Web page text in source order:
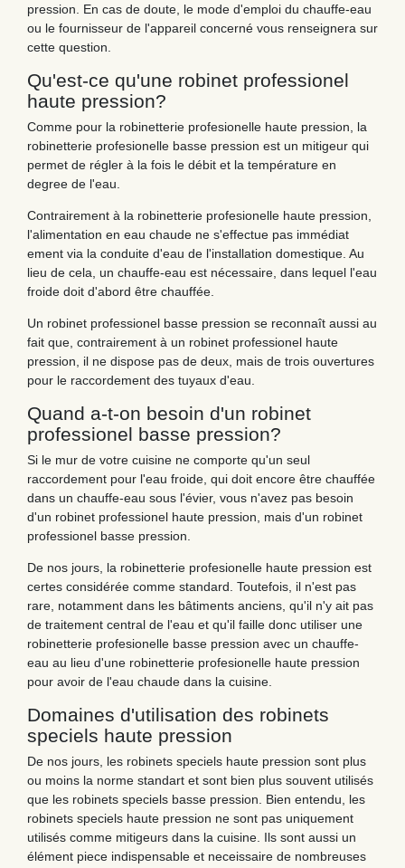
pression. En cas de doute, le mode d'emploi du chauffe-eau
ou le fournisseur de l'appareil concerné vous renseignera sur
cette question.
Qu'est-ce qu'une robinet professionel
haute pression?
Comme pour la robinetterie profesionelle haute pression, la
robinetterie profesionelle basse pression est un mitigeur qui
permet de régler à la fois le débit et la température en
degree de l'eau.
Contrairement à la robinetterie profesionelle haute pression,
l'alimentation en eau chaude ne s'effectue pas immédiat
ement via la conduite d'eau de l'installation domestique. Au
lieu de cela, un chauffe-eau est nécessaire, dans lequel l'eau
froide doit d'abord être chauffée.
Un robinet professionel basse pression se reconnaît aussi au
fait que, contrairement à un robinet professionel haute
pression, il ne dispose pas de deux, mais de trois ouvertures
pour le raccordement des tuyaux d'eau.
Quand a-t-on besoin d'un robinet
professionel basse pression?
Si le mur de votre cuisine ne comporte qu'un seul
raccordement pour l'eau froide, qui doit encore être chauffée
dans un chauffe-eau sous l'évier, vous n'avez pas besoin
d'un robinet professionel haute pression, mais d'un robinet
professionel basse pression.
De nos jours, la robinetterie profesionelle haute pression est
certes considérée comme standard. Toutefois, il n'est pas
rare, notamment dans les bâtiments anciens, qu'il n'y ait pas
de traitement central de l'eau et qu'il faille donc utiliser une
robinetterie profesionelle basse pression avec un chauffe-
eau au lieu d'une robinetterie profesionelle haute pression
pour avoir de l'eau chaude dans la cuisine.
Domaines d'utilisation des robinets
speciels haute pression
De nos jours, les robinets speciels haute pression sont plus
ou moins la norme standart et sont bien plus souvent utilisés
que les robinets speciels basse pression. Bien entendu, les
robinets speciels haute pression ne sont pas uniquement
utilisés comme mitigeurs dans la cuisine. Ils sont aussi un
élément piece indispensable et neceissaire de nombreuses